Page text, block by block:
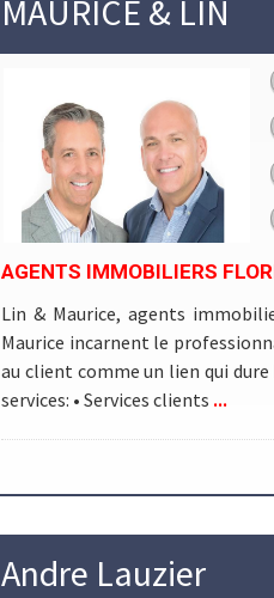
MAURICE & LIN
AGENTS IMMOBILIERS
Lin & Maurice, agents
Maurice incarnent le
au client comme un lien qui
services: • Services clients ...
Andre Lauzier